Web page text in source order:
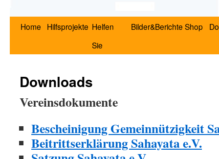
Home Hilfsprojekte Helfen
Sie
Bilder&Berichte Shop
Downloads
Vereinsdokumente
Bescheinigung Gemeinnützigkeit
Beitrittserklärung Sahayata e.V.